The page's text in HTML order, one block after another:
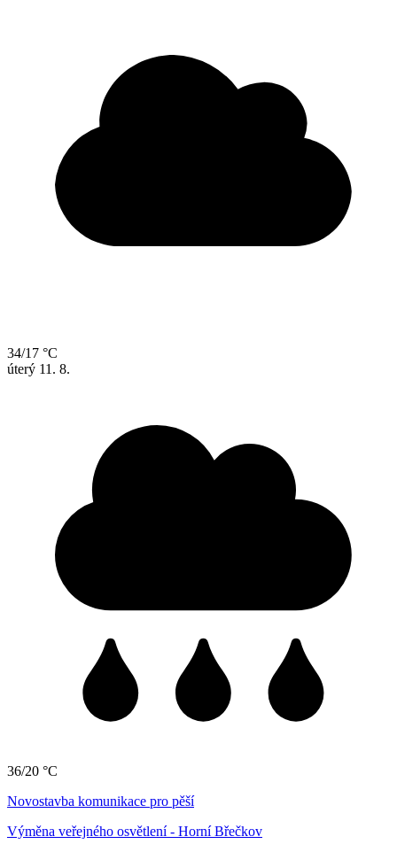
34/17 °C
úterý 11. 8.
36/20 °C
Novostavba komunikace pro pěší
Výměna veřejného osvětlení - Horní Břečkov